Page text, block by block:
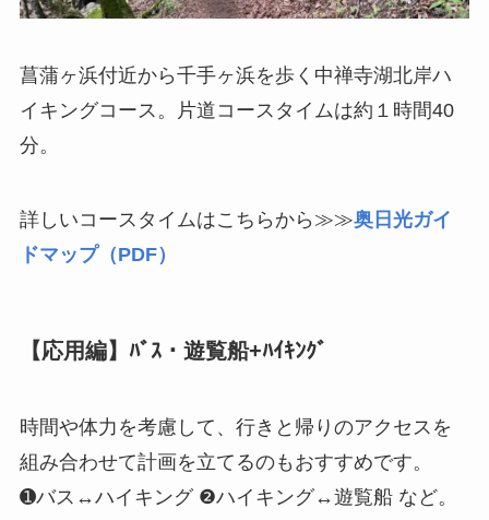
菖蒲ヶ浜付近から千手ヶ浜を歩く 中禅寺湖北岸ハ
イキングコース。
片道コースタイムは約１時間40
分。
詳しいコースタイムはこちらから≫≫奥日光ガイ
ドマップ（PDF）
【応用編】ﾊﾞｽ・遊覧船+ﾊｲｷﾝｸﾞ
時間や体力を考慮して、行きと帰りのアクセスを
組み合わせて計画を立てるのもおすすめです。
➊バス↔ハイキング ❷ハイキング↔遊覧船 など。